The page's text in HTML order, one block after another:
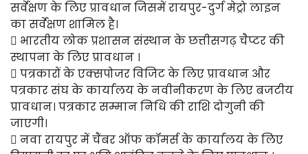
सर्वेक्षण के लिए प्रावधान जिसमें रायपुर-दुर्ग मेट्रो लाइन
का सर्वेक्षण शामिल है।
 भारतीय लोक प्रशासन संस्थान के छत्तीसगढ़ चैप्टर की
स्थापना के लिए प्रावधान ।
 पत्रकारों के एक्सपोजर विजिट के लिए प्रावधान और
पत्रकार संघ के कार्यालय के नवीनीकरण के लिए बजटीय
प्रावधान। पत्रकार सम्मान निधि की राशि दोगुनी की
जाएगी।
 नवा रायपुर में चैंबर ऑफ कॉमर्स के कार्यालय के लिए